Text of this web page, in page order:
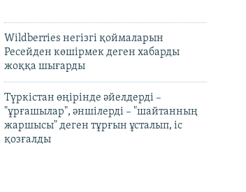
Wildberries негізгі қоймаларын
Ресейден көшірмек деген хабарды
жоққа шығарды
Түркістан өңірінде әйелдерді –
"ұрғашылар", әншілерді – "шайтанның
жаршысы" деген тұрғын ұсталып, іс
қозғалды